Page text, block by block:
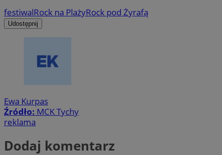
festiwalRock na PlażyRock pod Żyrafą
Udostępnij
Ewa Kurpas
Źródło: MCK Tychy
reklama
Dodaj komentarz